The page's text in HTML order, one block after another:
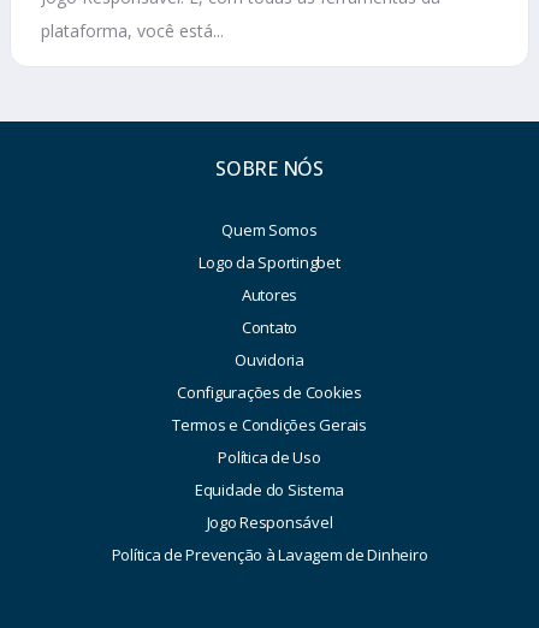
plataforma, você está...
SOBRE NÓS
Quem Somos
Logo da Sportingbet
Autores
Contato
Ouvidoria
Configurações de Cookies
Termos e Condições Gerais
Política de Uso
Equidade do Sistema
Jogo Responsável
Política de Prevenção à Lavagem de Dinheiro